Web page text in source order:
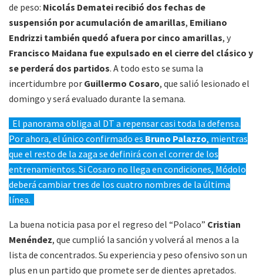
de peso: Nicolás Dematei recibió dos fechas de
suspensión por acumulación de amarillas, Emiliano
Endrizzi también quedó afuera por cinco amarillas, y
Francisco Maidana fue expulsado en el cierre del clásico y
se perderá dos partidos. A todo esto se suma la
incertidumbre por Guillermo Cosaro, que salió lesionado el
domingo y será evaluado durante la semana.
El panorama obliga al DT a repensar casi toda la defensa.
Por ahora, el único confirmado es Bruno Palazzo, mientras
que el resto de la zaga se definirá con el correr de los
entrenamientos. Si Cosaro no llega en condiciones, Módolo
deberá cambiar tres de los cuatro nombres de la última
línea.
La buena noticia pasa por el regreso del “Polaco” Cristian
Menéndez, que cumplió la sanción y volverá al menos a la
lista de concentrados. Su experiencia y peso ofensivo son un
plus en un partido que promete ser de dientes apretados.